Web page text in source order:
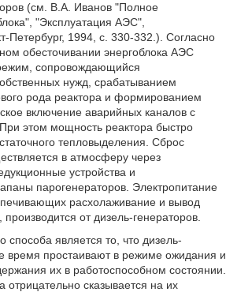
(см. В.А. Иванов "Полное
"Эксплуатация АЭС",
Петербург, 1994, с. 330-332.). Согласно
обесточивании энергоблока АЭС
сопровождающийся
нужд, срабатыванием
рода реактора и формированием
включение аварийных каналов с
этом мощность реактора быстро
тепловыделения. Сброс
в атмосферу через
устройства и
парогенераторов. Электропитание
расхолаживание и вывод
от дизель-генераторов.
способа является то, что дизель-
время простаивают в режиме ожидания и
их в работоспособном состоянии.
отрицательно сказывается на их